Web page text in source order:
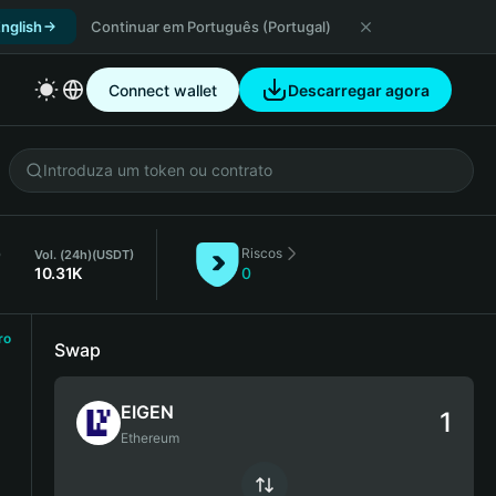
Continuar em Português (Portugal)
Connect wallet Descarregar agora
Vol. (24h)(USDT)
10.31K
Riscos
0
Swap
EIGEN
Ethereum